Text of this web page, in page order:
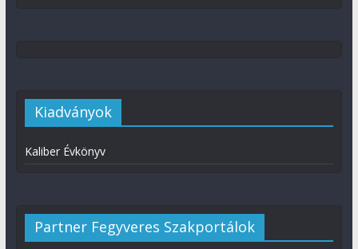
Kiadványok
Kaliber Évkönyv
Partner Fegyveres Szakportálok